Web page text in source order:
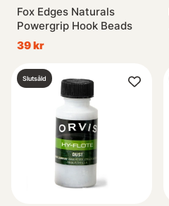
Fox Edges Naturals
Powergrip Hook Beads
39 kr
Slutsåld